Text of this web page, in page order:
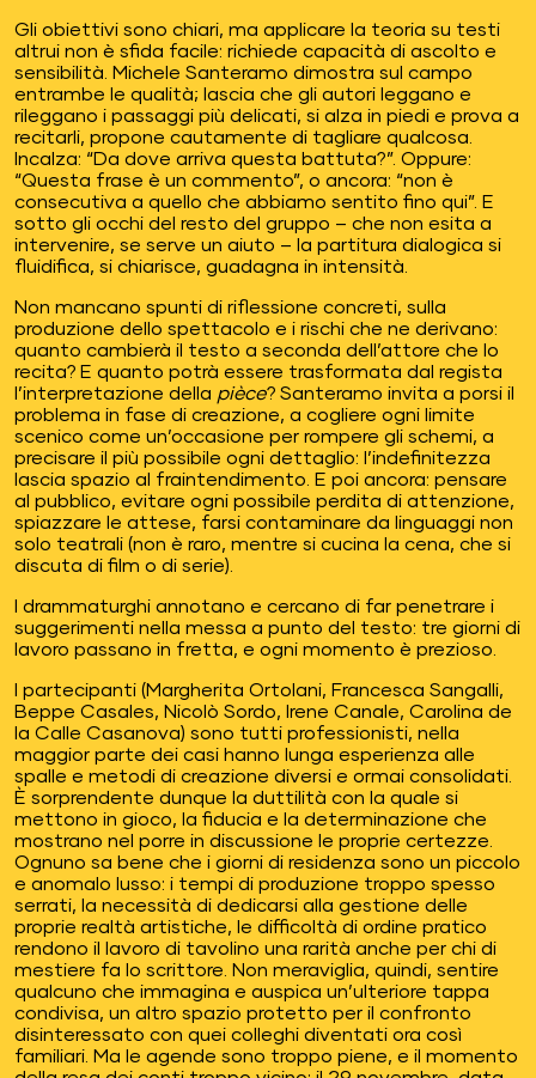
Gli obiettivi sono chiari, ma applicare la teoria su testi
altrui non è sfida facile: richiede capacità di ascolto e
sensibilità. Michele Santeramo dimostra sul campo
entrambe le qualità; lascia che gli autori leggano e
rileggano i passaggi più delicati, si alza in piedi e prova a
recitarli, propone cautamente di tagliare qualcosa.
Incalza: “Da dove arriva questa battuta?”. Oppure:
“Questa frase è un commento”, o ancora: “non è
consecutiva a quello che abbiamo sentito fino qui”. E
sotto gli occhi del resto del gruppo – che non esita a
intervenire, se serve un aiuto – la partitura dialogica si
fluidifica, si chiarisce, guadagna in intensità.
Non mancano spunti di riflessione concreti, sulla
produzione dello spettacolo e i rischi che ne derivano:
quanto cambierà il testo a seconda dell’attore che lo
recita? E quanto potrà essere trasformata dal regista
l’interpretazione della pièce? Santeramo invita a porsi il
problema in fase di creazione, a cogliere ogni limite
scenico come un’occasione per rompere gli schemi, a
precisare il più possibile ogni dettaglio: l’indefinitezza
lascia spazio al fraintendimento. E poi ancora: pensare
al pubblico, evitare ogni possibile perdita di attenzione,
spiazzare le attese, farsi contaminare da linguaggi non
solo teatrali (non è raro, mentre si cucina la cena, che si
discuta di film o di serie).
I drammaturghi annotano e cercano di far penetrare i
suggerimenti nella messa a punto del testo: tre giorni di
lavoro passano in fretta, e ogni momento è prezioso.
I partecipanti (Margherita Ortolani, Francesca Sangalli,
Beppe Casales, Nicolò Sordo, Irene Canale, Carolina de
la Calle Casanova) sono tutti professionisti, nella
maggior parte dei casi hanno lunga esperienza alle
spalle e metodi di creazione diversi e ormai consolidati.
È sorprendente dunque la duttilità con la quale si
mettono in gioco, la fiducia e la determinazione che
mostrano nel porre in discussione le proprie certezze.
Ognuno sa bene che i giorni di residenza sono un piccolo
e anomalo lusso: i tempi di produzione troppo spesso
serrati, la necessità di dedicarsi alla gestione delle
proprie realtà artistiche, le difficoltà di ordine pratico
rendono il lavoro di tavolino una rarità anche per chi di
mestiere fa lo scrittore. Non meraviglia, quindi, sentire
qualcuno che immagina e auspica un’ulteriore tappa
condivisa, un altro spazio protetto per il confronto
disinteressato con quei colleghi diventati ora così
familiari. Ma le agende sono troppo piene, e il momento